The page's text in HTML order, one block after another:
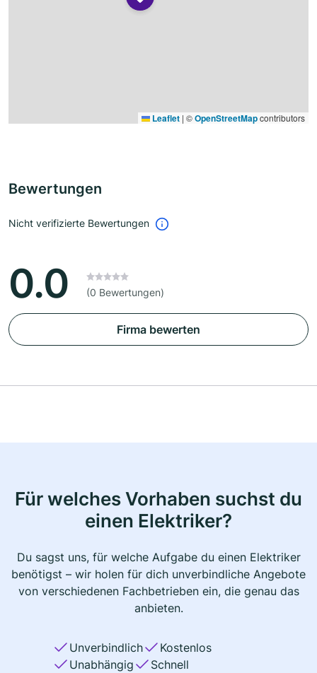
Leaflet | ©OpenStreetMapcontributors
Bewertungen
Nicht verifizierte Bewertungen
0.0 (0 Bewertungen)
Firma bewerten
Für welches Vorhaben suchst du
einen Elektriker?
Du sagst uns, für welche Aufgabe du einen Elektriker
benötigst – wir holen für dich unverbindliche Angebote
von verschiedenen Fachbetrieben ein, die genau das
anbieten.
Unverbindlich
Kostenlos
Unabhängig
Schnell